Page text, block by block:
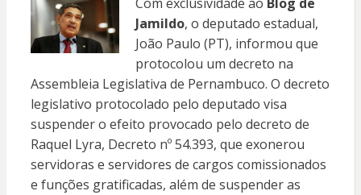
Jamildo, o deputado estadual,
João Paulo (PT), informou que
protocolou um decreto na
Assembleia Legislativa de Pernambuco. O decreto
legislativo protocolado pelo deputado visa
suspender o efeito provocado pelo decreto de
Raquel Lyra, Decreto nº 54.393, que exonerou
servidoras e servidores de cargos comissionados
e funções gratificadas, além de suspender as